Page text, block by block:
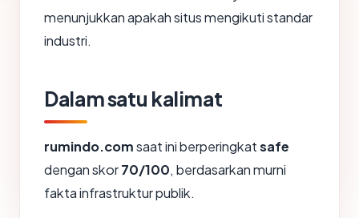
menunjukkan apakah situs mengikuti standar
industri.
Dalam satu kalimat
rumindo.comsaat ini berperingkatsafe
dengan skor70/100, berdasarkan murni
fakta infrastruktur publik.